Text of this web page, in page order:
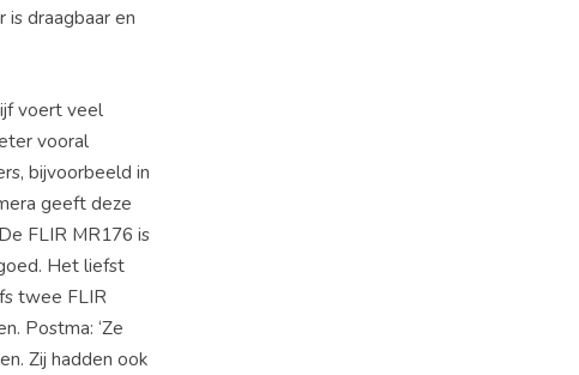
draagbaar en
voert veel
vooral
bijvoorbeeld in
geeft deze
FLIR MR176 is
Het liefst
twee FLIR
Postma: ‘Ze
Zij hadden ook